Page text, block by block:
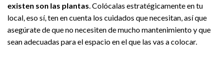
existen son las plantas. Colócalas estratégicamente en tu
local, eso sí, ten en cuenta los cuidados que necesitan, así que
asegúrate de que no necesiten de mucho mantenimiento y que
sean adecuadas para el espacio en el que las vas a colocar.